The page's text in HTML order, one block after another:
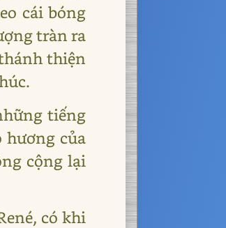
cái bóng
tràn ra
thiện
tiếng
của
cộng lại
có khi